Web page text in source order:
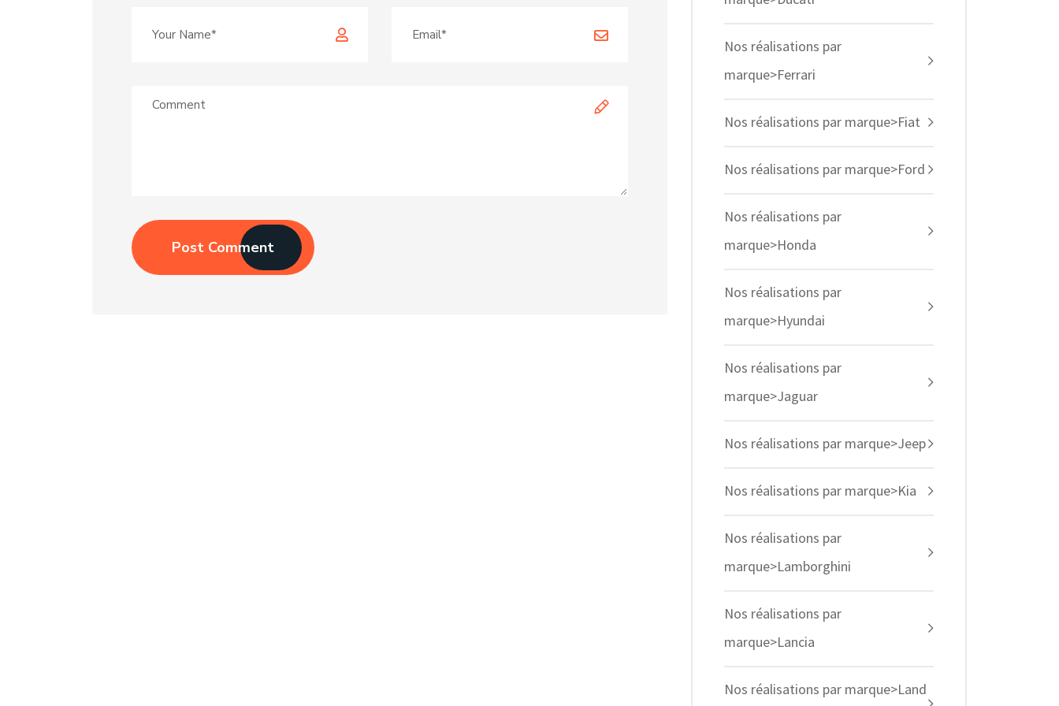
Post Comment
Nos réalisations par
marque>Ferrari
Nos réalisations par marque>Fiat
Nos réalisations par marque>Ford
Nos réalisations par
marque>Honda
Nos réalisations par
marque>Hyundai
Nos réalisations par
marque>Jaguar
Nos réalisations par marque>Jeep
Nos réalisations par marque>Kia
Nos réalisations par
marque>Lamborghini
Nos réalisations par
marque>Lancia
Nos réalisations par marque>Land